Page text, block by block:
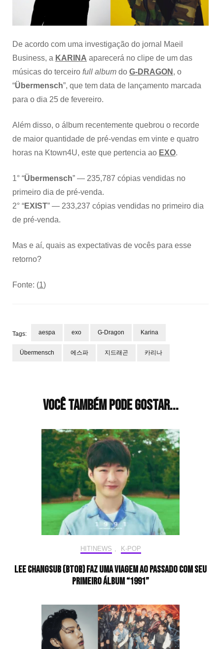
quebra
recorde
quantidade
de
pré-
vendas
nas
De acordo com uma investigação do jornal Maeil
Business, a KARINA aparecerá no clipe de um das
músicas do terceiro full album do G-DRAGON , o
“Übermensch”, que tem data de lançamento marcada
para o dia 25 de fevereiro.
Além disso, o álbum recentemente quebrou o recorde
de maior quantidade de pré-vendas em vinte e quatro
horas na Ktown4U, este que pertencia ao EXO.
1° “Übermensch” — 235,787 cópias vendidas no
primeiro dia de pré-venda.
2° “EXIST” — 233,237 cópias vendidas no primeiro dia
de pré-venda.
Mas e aí, quais as expectativas de vocês para esse
retorno?
Fonte: (1)
Tags: aespa exo G-Dragon Karina
Übermensch 에스파 지드래곤 카리나
Você também pode gostar...
HIT!NEWS , K-POP
LEE CHANGSUB (BTOB) faz uma viagem ao passado com seu
primeiro álbum “1991”